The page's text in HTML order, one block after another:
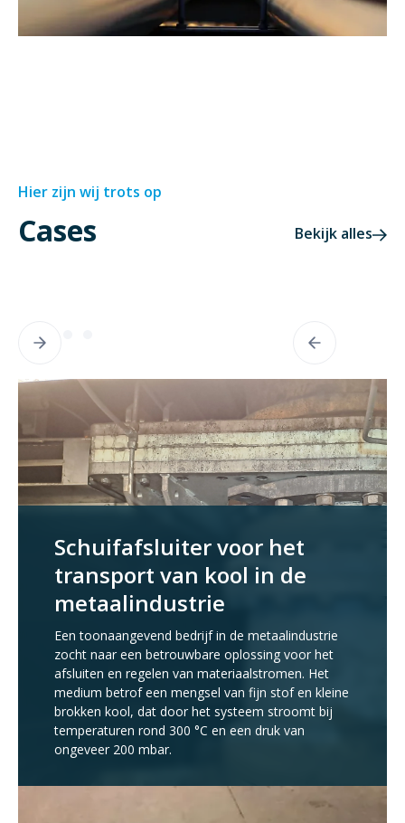
Hier zijn wij trots op
Cases Bekijk alles
Schuifafsluiter voor het
transport van kool in de
metaalindustrie
Een toonaangevend bedrijf in de metaalindustrie
zocht naar een betrouwbare oplossing voor het
afsluiten en regelen van materiaalstromen. Het
medium betrof een mengsel van fijn stof en kleine
brokken kool, dat door het systeem stroomt bij
temperaturen rond 300 °C en een druk van
ongeveer 200 mbar.